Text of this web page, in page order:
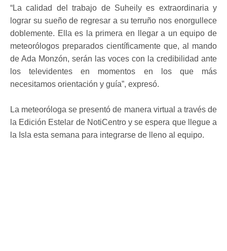
“La calidad del trabajo de Suheily es extraordinaria y
lograr su sueño de regresar a su terruño nos enorgullece
doblemente. Ella es la primera en llegar a un equipo de
meteorólogos preparados científicamente que, al mando
de Ada Monzón, serán las voces con la credibilidad ante
los televidentes en momentos en los que más
necesitamos orientación y guía”, expresó.
La meteoróloga se presentó de manera virtual a través de
la Edición Estelar de NotiCentro y se espera que llegue a
la Isla esta semana para integrarse de lleno al equipo.